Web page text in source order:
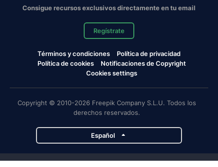
Consigue recursos exclusivos directamente en tu email
Regístrate
Términos y condiciones
Política de privacidad
Política de cookies
Notificaciones de Copyright
Cookies settings
Copyright © 2010-2026 Freepik Company S.L.U. Todos los
derechos reservados.
Español